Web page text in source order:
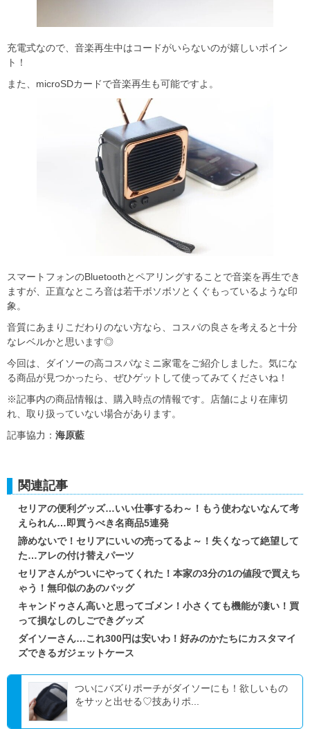
充電式なので、音楽再生中はコードがいらないのが嬉しいポイン
ト！
また、microSDカードで音楽再生も可能ですよ。
スマートフォンのBluetoothとペアリングすることで音楽を再生でき
ますが、正直なところ音は若干ボソボソとくぐもっているような印
象。
音質にあまりこだわりのない方なら、コスパの良さを考えると十分
なレベルかと思います◎
今回は、ダイソーの高コスパなミニ家電をご紹介しました。気にな
る商品が見つかったら、ぜひゲットして使ってみてくださいね！
※記事内の商品情報は、購入時点の情報です。店舗により在庫切
れ、取り扱っていない場合があります。
記事協力： 海原藍
関連記事
セリアの便利グッズ…いい仕事するわ～！もう使わないなんて考
えられん…即買うべき名商品5連発
諦めないで！セリアにいいの売ってるよ～！失くなって絶望して
た…アレの付け替えパーツ
セリアさんがついにやってくれた！本家の3分の1の値段で買えち
ゃう！無印似のあのバッグ
キャンドゥさん高いと思ってゴメン！小さくても機能が凄い！買
って損なしのしごできグッズ
ダイソーさん…これ300円は安いわ！好みのかたちにカスタマイ
ズできるガジェットケース
ついにバズりポーチがダイソーにも！欲しいもの
をサッと出せる♡技ありポ...